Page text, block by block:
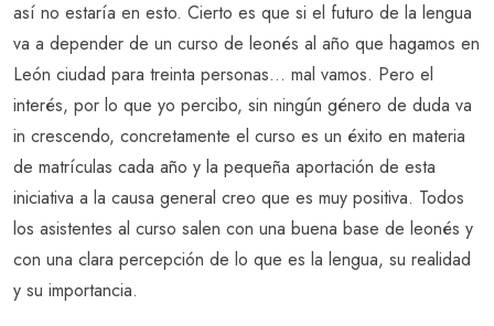
así no estaría en esto. Cierto es que si el futuro de la lengua
va a depender de un curso de leonés al año que hagamos en
León ciudad para treinta personas… mal vamos. Pero el
interés, por lo que yo percibo, sin ningún género de duda va
in crescendo, concretamente el curso es un éxito en materia
de matrículas cada año y la pequeña aportación de esta
iniciativa a la causa general creo que es muy positiva. Todos
los asistentes al curso salen con una buena base de leonés y
con una clara percepción de lo que es la lengua, su realidad
y su importancia.